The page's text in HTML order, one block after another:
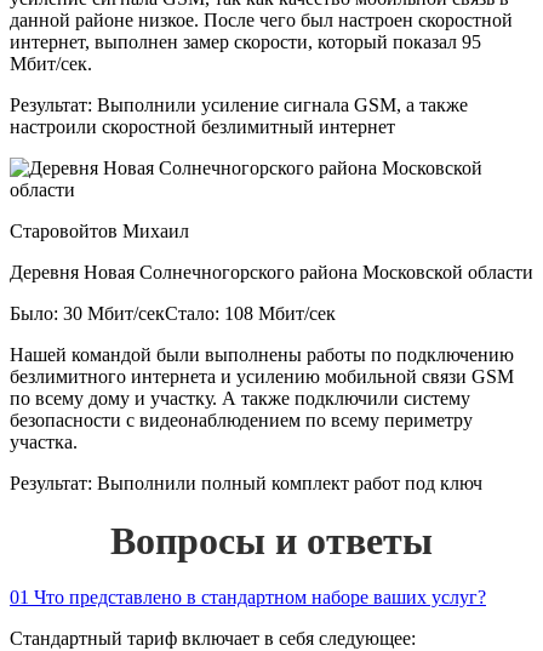
данной районе низкое. После чего был настроен скоростной
интернет, выполнен замер скорости, который показал 95
Мбит/сек.
Результат: Выполнили усиление сигнала GSM, а также
настроили скоростной безлимитный интернет
Старовойтов Михаил
Деревня Новая Солнечногорского района Московской области
Было: 30 Мбит/секСтало: 108 Мбит/сек
Нашей командой были выполнены работы по подключению
безлимитного интернета и усилению мобильной связи GSM
по всему дому и участку. А также подключили систему
безопасности с видеонаблюдением по всему периметру
участка.
Результат: Выполнили полный комплект работ под ключ
Вопросы и ответы
01 Что представлено в стандартном наборе ваших услуг?
Стандартный тариф включает в себя следующее: